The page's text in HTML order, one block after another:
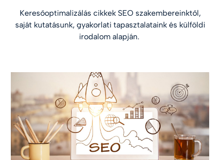
Keresőoptimalizálás cikkek SEO szakembereinktől,
saját kutatásunk, gyakorlati tapasztalataink és külföldi
irodalom alapján.